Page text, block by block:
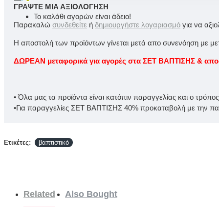
Το καλάθι αγορών είναι άδειο!
ΓΡΆΨΤΕ ΜΙΑ ΑΞΙΟΛΌΓΗΣΗ
Παρακαλώ συνδεθείτε ή δημιουργήστε λογαριασμό για να
Η αποστολή των προϊόντων γίνεται μετά απο συνενόηση με
ΔΩΡΕΑΝ μεταφορικά για αγορές στα ΣΕΤ ΒΑΠΤΙΣΗΣ &
• Όλα μας τα προϊόντα είναι κατόπιν παραγγελίας και ο
•Για παραγγελίες ΣΕΤ ΒΑΠΤΙΣΗΣ 40% προκαταβολή με την
Ετικέτες: βαπτιστικό
Related Also Bought